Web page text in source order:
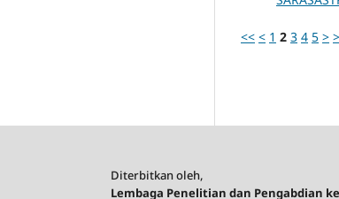
<< < 1 2 3 4 5 >
Diterbitkan oleh,
Lembaga Penelitian dan Pengabdian